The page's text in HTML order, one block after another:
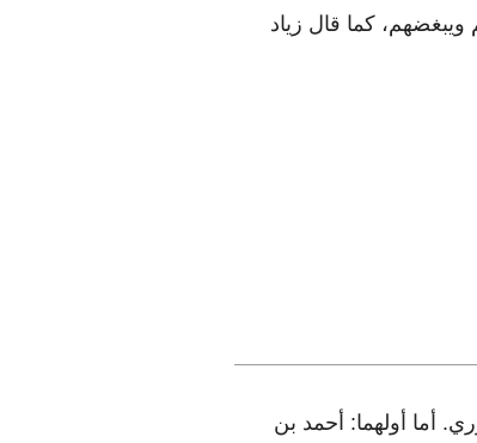
كما قال زياد
أما أولهما: أحمد بن